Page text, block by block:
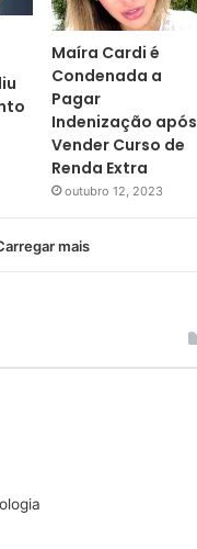
Maíra Cardi é
Condenada a
Pagar
Indenização após
Vender Curso de
Renda Extra
outubro 12, 2023
mais